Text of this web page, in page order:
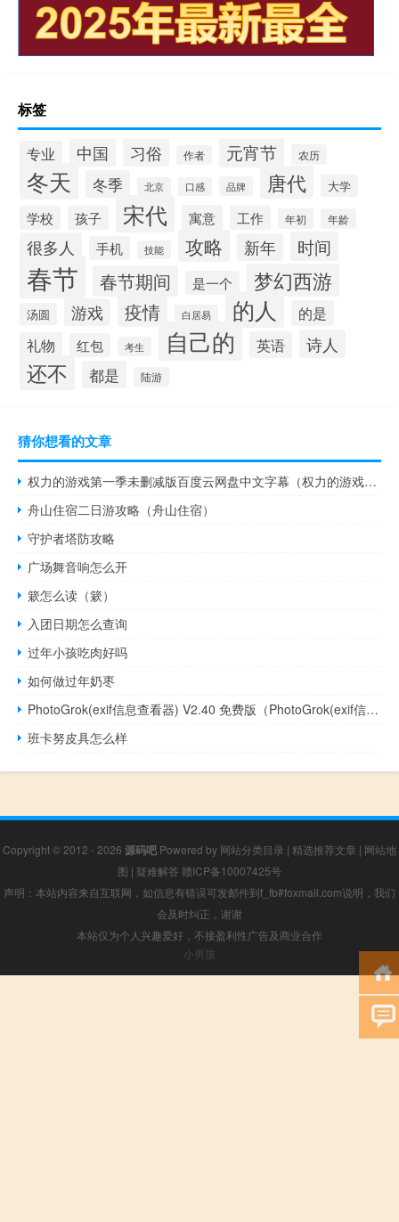
标签
专业 中国 习俗 作者 元宵节 农历
冬天 冬季 北京 口感 品牌 唐代 大学
学校 孩子 宋代 寓意 工作 年初 年龄
很多人 手机 技能 攻略 新年 时间
春节 春节期间 是一个 梦幻西游
汤圆 游戏 疫情 白居易 的人
的是
礼物
红包 考生 自己的 英语 诗人
还不 都是 陆游
猜你想看的文章
权力的游戏第一季未删减版百度云网盘中文字幕（权力的游戏第一季未删减版百度云）
舟山住宿二日游攻略（舟山住宿）
守护者塔防攻略
广场舞音响怎么开
簌怎么读（簌）
入团日期怎么查询
过年小孩吃肉好吗
如何做过年奶枣
PhotoGrok(exif信息查看器) V2.40 免费版（PhotoGrok(exif信息查看器) V2.40 免费版功能简介）
班卡努皮具怎么样
Copyright © 2012 - 2026 源码吧 Powered by 网站分类目录 | 精选推荐文章 | 网站地
图 | 疑难解答 赣ICP备10007425号
声明：本站内容来自互联网，如信息有错误可发邮件到f_fb#foxmail.com说明，我们
会及时纠正，谢谢
本站仅为个人兴趣爱好，不接盈利性广告及商业合作
小男孩